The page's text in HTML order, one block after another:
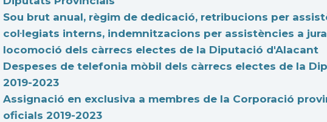
Sou brut anual, règim de dedicació, retribucions per
col·legiats interns, indemnitzacions per assistències a
locomoció dels càrrecs electes de la Diputació d'Alacant
Despeses de telefonia mòbil dels càrrecs electes de la
2019-2023
Assignació en exclusiva a membres de la Corporació
oficials 2019-2023